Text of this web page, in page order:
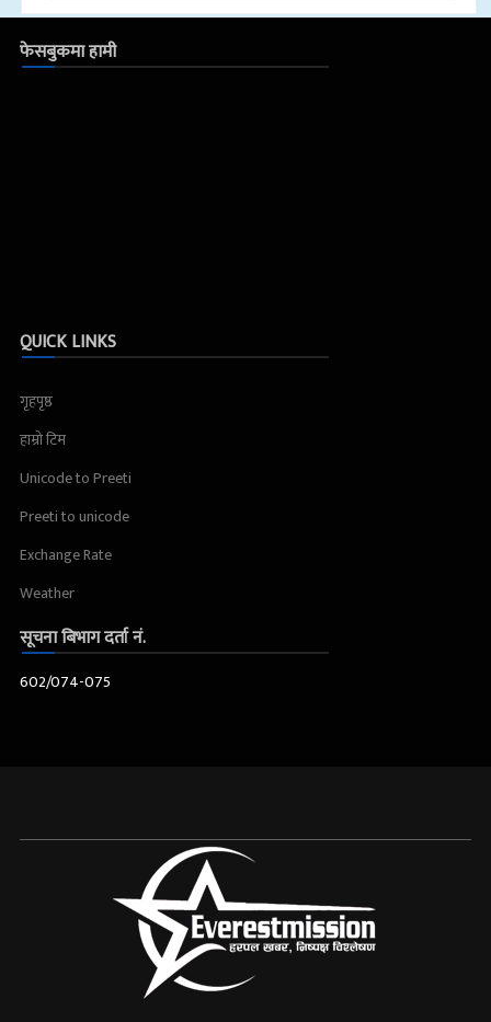
फेसबुकमा हामी
QUICK LINKS
गृहपृष्ठ
हाम्रो टिम
Unicode to Preeti
Preeti to unicode
Exchange Rate
Weather
सूचना बिभाग दर्ता नं.
602/074-075